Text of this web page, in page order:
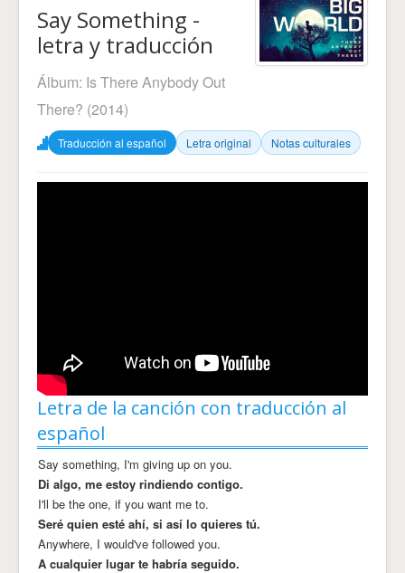
Say Something -
letra y traducción
Álbum: Is There Anybody Out
There? (2014)
Traducción al español Letra original Notas culturales
Letra de la canción con traducción al
español
Say something, I'm giving up on you.
Di algo, me estoy rindiendo contigo.
I'll be the one, if you want me to.
Seré quien esté ahí, si así lo quieres tú.
Anywhere, I would've followed you.
A cualquier lugar te habría seguido.